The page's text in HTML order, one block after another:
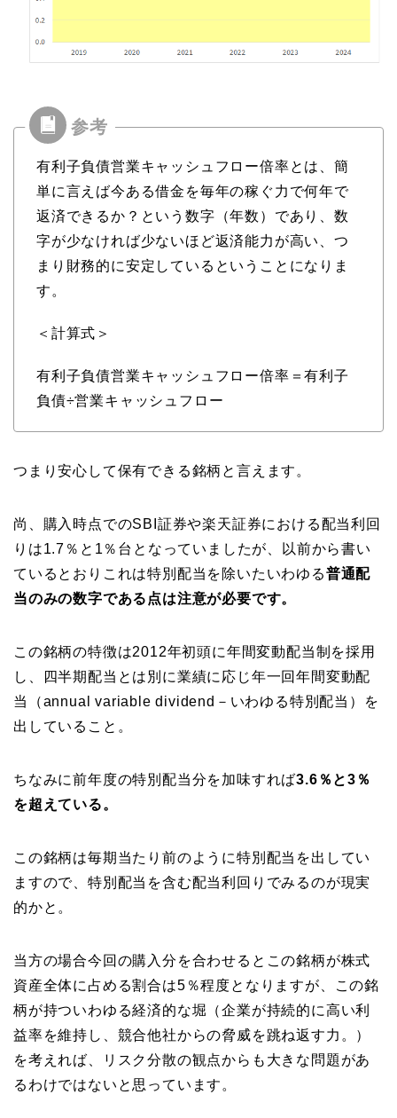
有利子負債営業キャッシュフロー倍率とは、簡
単に言えば今ある借金を毎年の稼ぐ力で何年で
返済できるか？という数字（年数）であり、数
字が少なければ少ないほど返済能力が高い、つ
まり財務的に安定しているということになりま
す。
＜計算式＞
有利子負債営業キャッシュフロー倍率＝有利子
負債÷営業キャッシュフロー
つまり安心して保有できる銘柄と言えます。
尚、購入時点でのSBI証券や楽天証券における配当利回
りは1.7％と1％台となっていましたが、以前から書い
ているとおりこれは特別配当を除いたいわゆる普通配
当のみの数字である点は注意が必要です。
この銘柄の特徴は2012年初頭に年間変動配当制を採用
し、四半期配当とは別に業績に応じ年一回年間変動配
当（annual variable dividend－いわゆる特別配当）を
出していること。
ちなみに前年度の特別配当分を加味すれば3.6％と3％
を超えている。
この銘柄は毎期当たり前のように特別配当を出してい
ますので、特別配当を含む配当利回りでみるのが現実
的かと。
当方の場合今回の購入分を合わせるとこの銘柄が株式
資産全体に占める割合は5％程度となりますが、この銘
柄が持ついわゆる経済的な堀（企業が持続的に高い利
益率を維持し、競合他社からの脅威を跳ね返す力。）
を考えれば、リスク分散の観点からも大きな問題があ
るわけではないと思っています。